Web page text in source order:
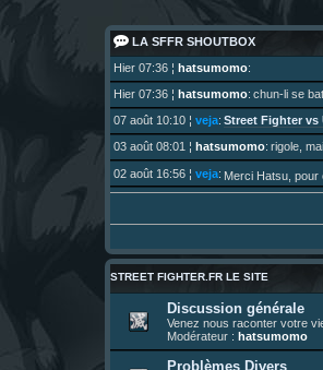
LA SFFR SHOUTBOX
Hier 07:36 ¦ hatsumomo:
Hier 07:36 ¦ hatsumomo: chun-li se
07 août 10:10 ¦ veja: Street Fighter vs
03 août 08:01 ¦ hatsumomo: rigole,
02 août 16:56 ¦ veja: Merci Hatsu, pour
01 août 08:08¦hatsumomo:https://
01 août 08:08¦hatsumomo:
30 juil. 07:22¦hatsumomo:Un futur
26 juil. 22:09¦hatsumomo:bio de Alex
13 juil. 09:53¦hatsumomo:bonjour
23 juin 10:36¦indy:une très chouette
STREET FIGHTER.FR LE SITE
Discussion générale
Venez nous raconter votre
Modérateur : hatsumomo
Problèmes Divers